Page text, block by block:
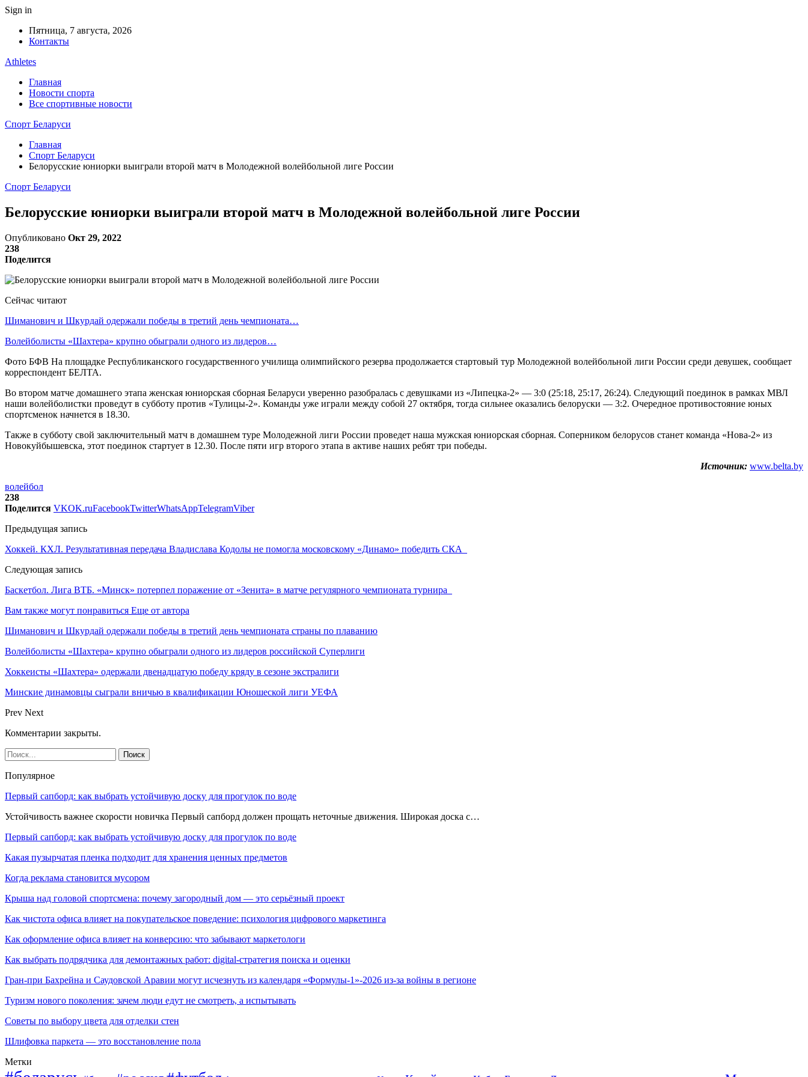
Sign in
Пятница, 7 августа, 2026
Контакты
Athletes
Главная
Новости спорта
Все спортивные новости
Спорт Беларуси
Главная
Спорт Беларуси
Белорусские юниорки выиграли второй матч в Молодежной волейбольной лиге России
Спорт Беларуси
Белорусские юниорки выиграли второй матч в Молодежной волейбольной лиге России
Опубликовано Окт 29, 2022
238
Поделится
Сейчас читают
Шиманович и Шкурдай одержали победы в третий день чемпионата…
Волейболисты «Шахтера» крупно обыграли одного из лидеров…
Фото БФВ На площадке Республиканского государственного училища олимпийского резерва продолжается стартовый тур Молодежной волейбольной лиги России среди девушек, сообщает
корреспондент БЕЛТА.
Во втором матче домашнего этапа женская юниорская сборная Беларуси уверенно разобралась с девушками из «Липецка-2» — 3:0 (25:18, 25:17, 26:24). Следующий поединок в рамках МВЛ
наши волейболистки проведут в субботу против «Тулицы-2». Команды уже играли между собой 27 октября, тогда сильнее оказались белоруски — 3:2. Очередное противостояние юных
спортсменок начнется в 18.30.
Также в субботу свой заключительный матч в домашнем туре Молодежной лиги России проведет наша мужская юниорская сборная. Соперником белорусов станет команда «Нова-2» из
Новокуйбышевска, этот поединок стартует в 12.30. После пяти игр второго этапа в активе наших ребят три победы.
Источник: www.belta.by
волейбол
238
Поделится VKOK.ruFacebookTwitterWhatsAppTelegramViber
Предыдущая запись
Хоккей. КХЛ. Результативная передача Владислава Кодолы не помогла московскому «Динамо» победить СКА
Следующая запись
Баскетбол. Лига ВТБ. «Минск» потерпел поражение от «Зенита» в матче регулярного чемпионата турнира
Вам также могут понравиться Еще от автора
Шиманович и Шкурдай одержали победы в третий день чемпионата страны по плаванию
Волейболисты «Шахтера» крупно обыграли одного из лидеров российской Суперлиги
Хоккеисты «Шахтера» одержали двенадцатую победу кряду в сезоне экстралиги
Минские динамовцы сыграли вничью в квалификации Юношеской лиги УЕФА
Prev Next
Комментарии закрыты.
Популярное
Первый сапборд: как выбрать устойчивую доску для прогулок по воде
Устойчивость важнее скорости новичка Первый сапборд должен прощать неточные движения. Широкая доска с…
Первый сапборд: как выбрать устойчивую доску для прогулок по воде
Какая пузырчатая пленка подходит для хранения ценных предметов
Когда реклама становится мусором
Крыша над головой спортсмена: почему загородный дом — это серьёзный проект
Как чистота офиса влияет на покупательское поведение: психология цифрового маркетинга
Как оформление офиса влияет на конверсию: что забывают маркетологи
Как выбрать подрядчика для демонтажных работ: digital-стратегия поиска и оценки
Гран-при Бахрейна и Саудовской Аравии могут исчезнуть из календаря «Формулы-1»-2026 из-за войны в регионе
Туризм нового поколения: зачем люди едут не смотреть, а испытывать
Советы по выбору цвета для отделки стен
Шлифовка паркета — это восстановление пола
Метки